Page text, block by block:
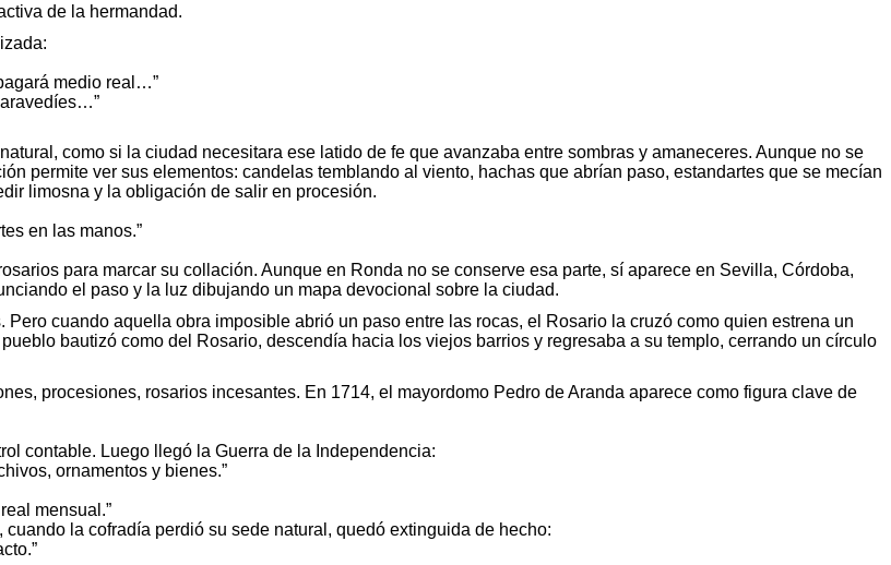
de la hermandad.
medio real…”
como si la ciudad necesitara ese latido de fe que avanzaba entre sombras y amaneceres. Aunque no se
permite ver sus elementos: candelas temblando al viento, hachas que abrían paso, estandartes que se mecían
limosna y la obligación de salir en procesión.
en las manos.”
para marcar su collación. Aunque en Ronda no se conserve esa parte, sí aparece en Sevilla, Córdoba,
el paso y la luz dibujando un mapa devocional sobre la ciudad.
cuando aquella obra imposible abrió un paso entre las rocas, el Rosario la cruzó como quien estrena un
bautizó como del Rosario, descendía hacia los viejos barrios y regresaba a su templo, cerrando un círculo
procesiones, rosarios incesantes. En 1714, el mayordomo Pedro de Aranda aparece como figura clave de
contable. Luego llegó la Guerra de la Independencia:
ornamentos y bienes.”
mensual.”
la cofradía perdió su sede natural, quedó extinguida de hecho: